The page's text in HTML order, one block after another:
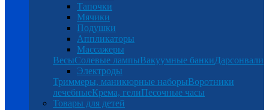
Тапочки
Мячики
Подушки
Аппликаторы
Массажеры
ВесыСолевые лампыВакуумные банкиДарсонвали
Электроды
Триммеры, маникюрные наборыВоротники
лечебныеКрема, гелиПесочные часы
Товары для детей